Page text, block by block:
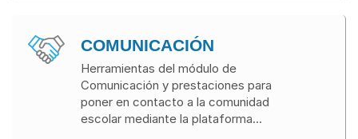
COMUNICACIÓN
Herramientas del módulo de
Comunicación y prestaciones para
poner en contacto a la comunidad
escolar mediante la plataforma